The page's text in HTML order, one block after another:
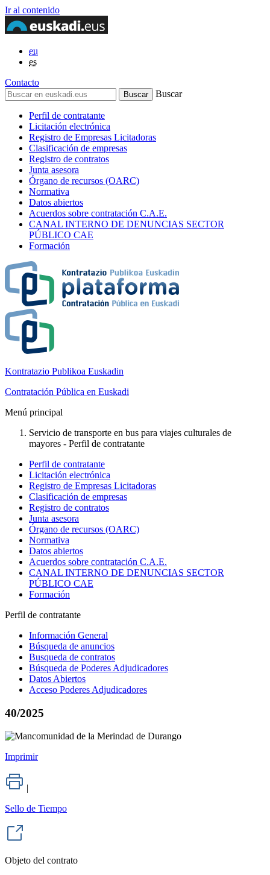
Ir al contenido
eu
es
Contacto
Buscar
Perfil de contratante
Licitación electrónica
Registro de Empresas Licitadoras
Clasificación de empresas
Registro de contratos
Junta asesora
Órgano de recursos (OARC)
Normativa
Datos abiertos
Acuerdos sobre contratación C.A.E.
CANAL INTERNO DE DENUNCIAS SECTOR
PÚBLICO CAE
Formación
Kontratazio Publikoa Euskadin
Contratación Pública en Euskadi
Menú principal
Servicio de transporte en bus para viajes culturales de
mayores - Perfil de contratante
Perfil de contratante
Licitación electrónica
Registro de Empresas Licitadoras
Clasificación de empresas
Registro de contratos
Junta asesora
Órgano de recursos (OARC)
Normativa
Datos abiertos
Acuerdos sobre contratación C.A.E.
CANAL INTERNO DE DENUNCIAS SECTOR
PÚBLICO CAE
Formación
Perfil de contratante
Información General
Búsqueda de anuncios
Busqueda de contratos
Búsqueda de Poderes Adjudicadores
Datos Abiertos
Acceso Poderes Adjudicadores
40/2025
Imprimir
|
Sello de Tiempo
Objeto del contrato